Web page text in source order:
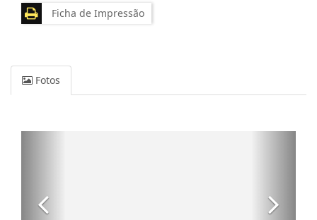
Ficha de Impressão
Fotos